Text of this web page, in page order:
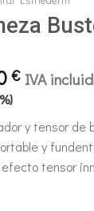
€.
€El
es:
45,90 €.
IVA
y tensor de
y
tensor